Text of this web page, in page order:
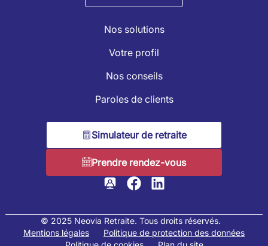
Nos solutions
Votre profil
Nos conseils
Paroles de clients
Simulateur de retraite
Prendre rendez-vous
© 2025 Neovia Retraite. Tous droits réservés.
Mentions légales
Politique de protection des données